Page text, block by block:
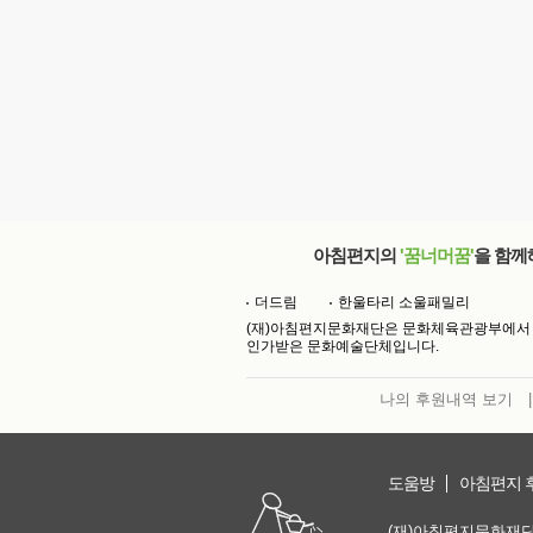
아침편지의 '꿈너머꿈'을 함께
더드림
한울타리 소울패밀리
(재)아침편지문화재단은 문화체육관광부에서
인가받은 문화예술단체입니다.
나의 후원내역 보기
도움방 아침편지